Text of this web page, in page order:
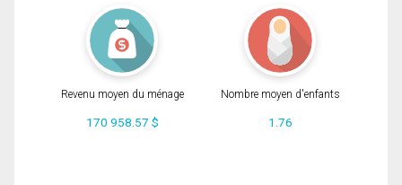
Revenu moyen du ménage
170 958.57 $
Nombre moyen d'enfants
1.76